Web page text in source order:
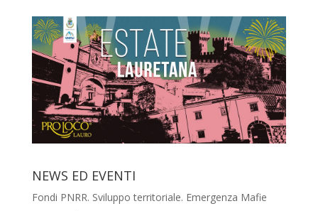
NEWS ED EVENTI
Fondi PNRR. Sviluppo territoriale. Emergenza Mafie